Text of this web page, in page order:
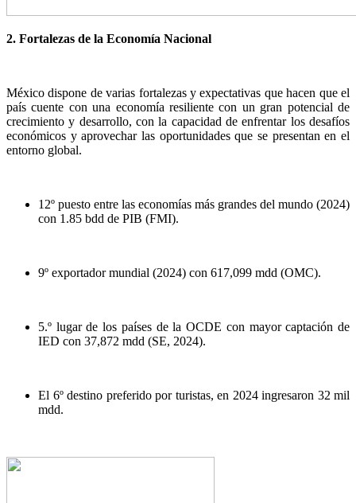
2. Fortalezas de la Economía Nacional
México dispone de varias fortalezas y expectativas que hacen que el
país cuente con una economía resiliente con un gran potencial de
crecimiento y desarrollo, con la capacidad de enfrentar los desafíos
económicos y aprovechar las oportunidades que se presentan en el
entorno global.
12º puesto entre las economías más grandes del mundo (2024)
con 1.85 bdd de PIB (FMI).
9º exportador mundial (2024) con 617,099 mdd (OMC).
5.º lugar de los países de la OCDE con mayor captación de
IED con 37,872 mdd (SE, 2024).
El 6º destino preferido por turistas, en 2024 ingresaron 32 mil
mdd.